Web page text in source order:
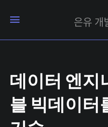
은유 개
데이터 엔지
블 빅데이터